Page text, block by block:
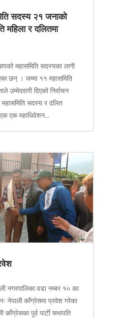
सदस्य २१ जनाको
महिला र दलितमा
महासमिति सदस्यका लागी
छन् । जम्मा ११ महासमिति
दिएको निर्वाचन
सदस्य र दलित
एक महाधिवेशन...
नगरपालिका वडा नम्बर १० का
नेपाली काँग्रेसमा प्रवेश गरेका
पूर्व पार्टी सभापति